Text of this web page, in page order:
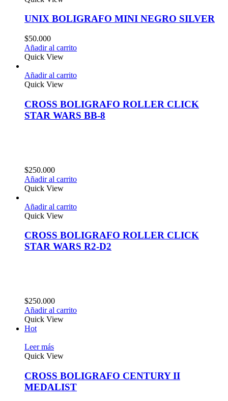
UNIX BOLIGRAFO MINI NEGRO SILVER
$50.000
Añadir al carrito
Quick View
Añadir al carrito
Quick View
CROSS BOLIGRAFO ROLLER CLICK
STAR WARS BB-8
$250.000
Añadir al carrito
Quick View
Añadir al carrito
Quick View
CROSS BOLIGRAFO ROLLER CLICK
STAR WARS R2-D2
$250.000
Añadir al carrito
Quick View
Hot
Leer más
Quick View
CROSS BOLIGRAFO CENTURY II
MEDALIST